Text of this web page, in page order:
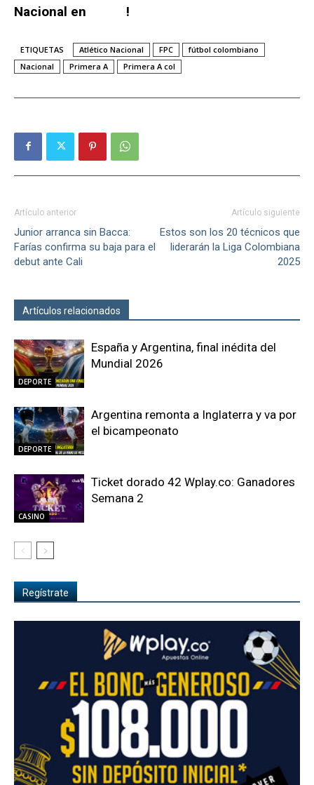
Nacional en
!
ETIQUETAS Atlético Nacional FPC
fútbol colombiano
Nacional
Primera A Primera A col
Artículo anterior
Junior arranca sin Bacca:
Farías confirma su baja para el
debut ante Cali
Artículo siguiente
Estos son los 20 técnicos que
liderarán la Liga Colombiana
2025
Artículos relacionados
DEPORTE
España y Argentina, final inédita del
Mundial 2026
DEPORTE
Argentina remonta a Inglaterra y va por
el bicampeonato
CASINO
Ticket dorado 42 Wplay.co: Ganadores
Semana 2
Regístrate